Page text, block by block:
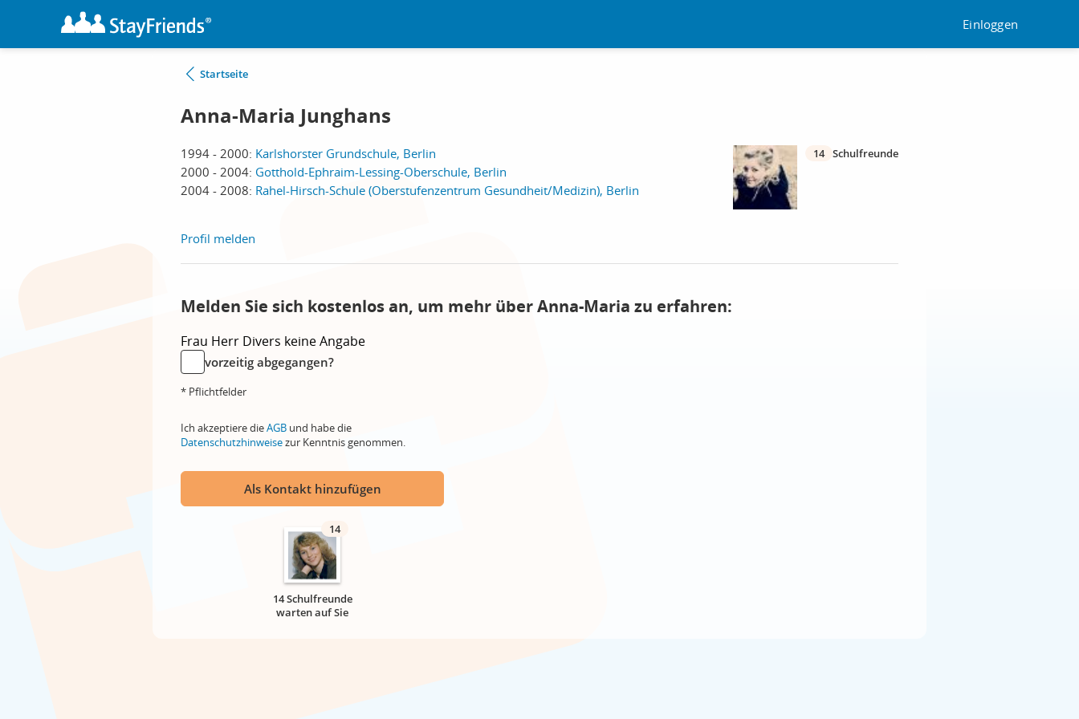
Einloggen
Startseite
Anna-Maria Junghans
1994 - 2000: Karlshorster Grundschule, Berlin
2000 - 2004: Gotthold-Ephraim-Lessing-Oberschule, Berlin
2004 - 2008: Rahel-Hirsch-Schule (Oberstufenzentrum Gesundheit/Medizin), Berlin
14 Schulfreunde
Profil melden
Melden Sie sich kostenlos an, um mehr über Anna-Maria zu erfahren:
Frau Herr Divers keine Angabe
vorzeitig abgegangen?
* Pflichtfelder
Ich akzeptiere dieAGB und habe die
Datenschutzhinweisezur Kenntnis genommen.
Als Kontakt hinzufügen
14
14 Schulfreunde
warten auf Sie